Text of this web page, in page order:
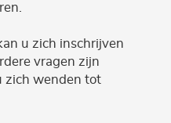
u zich inschrijven
vragen zijn
zich wenden tot